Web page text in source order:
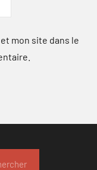
mon site dans le